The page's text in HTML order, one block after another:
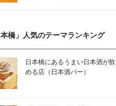
本橋」人気のテーマランキング
日本橋にあるうまい日本酒が飲
める店（日本酒バー）